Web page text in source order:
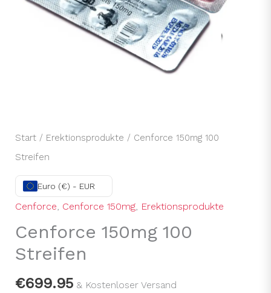
Start/ Erektionsprodukte / Cenforce 150mg 100
Streifen
Euro (€) - EUR
Cenforce, Cenforce 150mg, Erektionsprodukte
Cenforce 150mg 100
Streifen
€699.95 & Kostenloser Versand